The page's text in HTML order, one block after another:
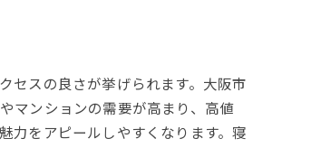
セスの良さが挙げられます。大阪市
マンションの需要が高まり、高値
力をアピールしやすくなります。寝